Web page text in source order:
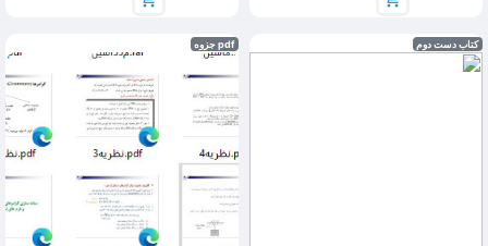
کتاب دست دوم pdf جزوه